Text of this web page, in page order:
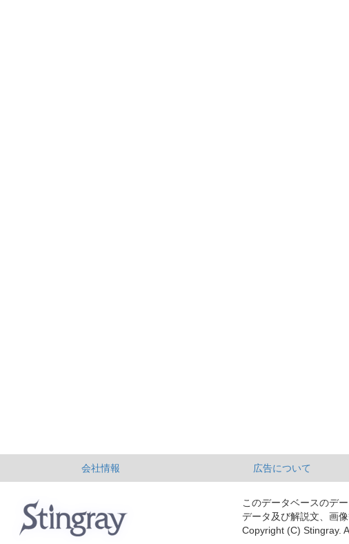
会社情報 広告について
このデータベースのデ
データ及び解説文、画
Copyright (C) Stingray.